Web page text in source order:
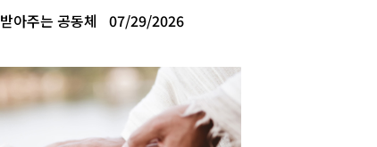
받아주는 공동체
07/29/2026